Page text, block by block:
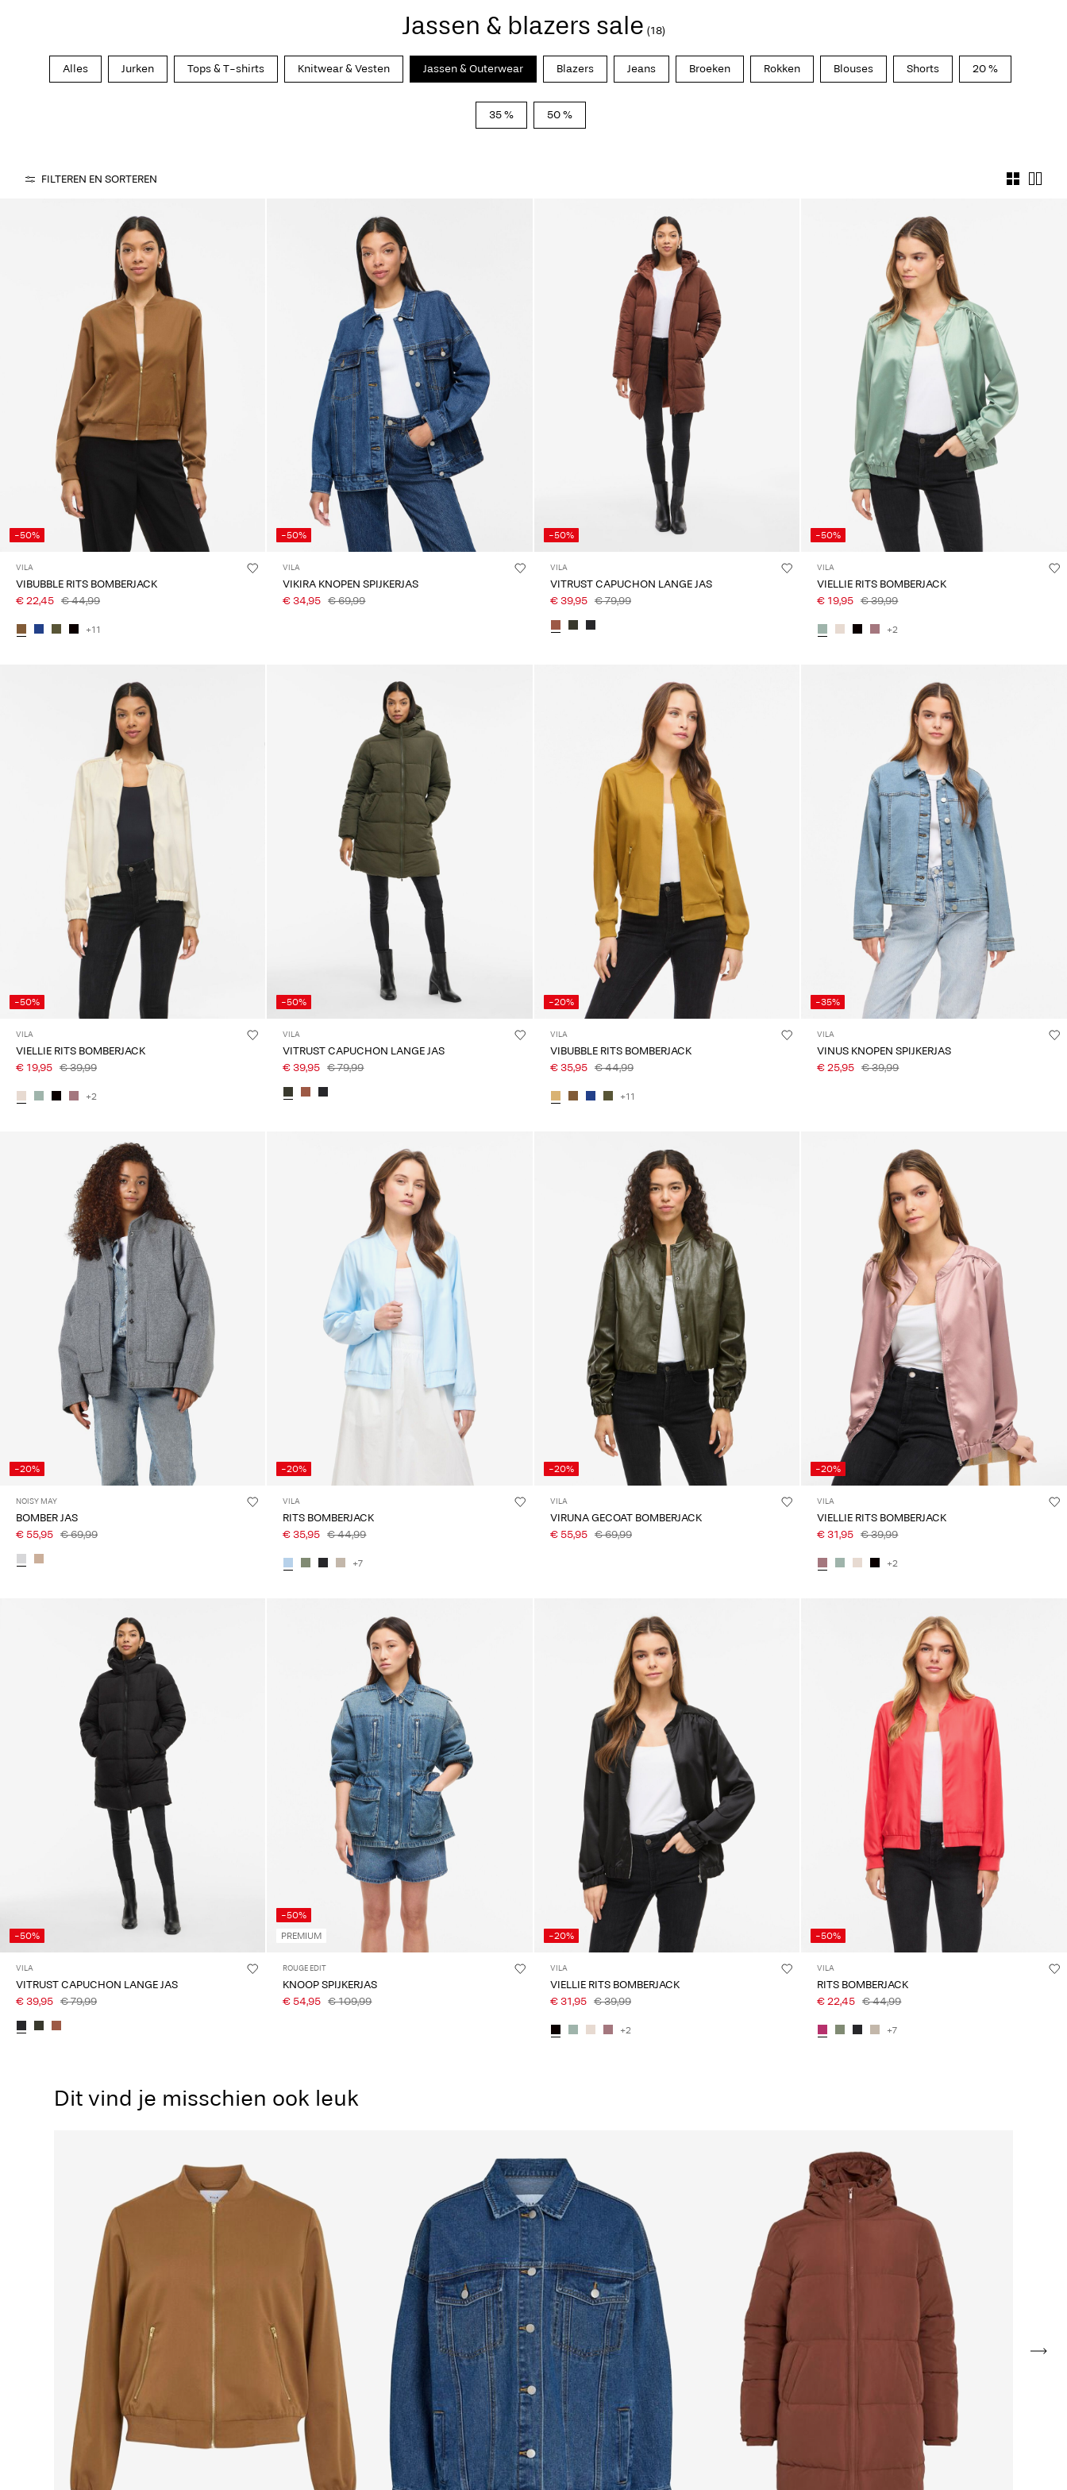
Jassen & blazers sale (18)
Alles Jurken Tops & T-shirts Knitwear & Vesten Jassen & Outerwear Blazers Jeans Broeken Rokken Blouses Shorts 20 %
35 % 50 %
FILTEREN EN SORTEREN
-50%
VILA
VIBUBBLE RITS BOMBERJACK
€ 22,45 € 44,99
+11
-50%
VILA
VIKIRA KNOPEN SPIJKERJAS
€ 34,95 € 69,99
-50%
VILA
VITRUST CAPUCHON LANGE JAS
€ 39,95 € 79,99
-50%
VILA
VIELLIE RITS BOMBERJACK
€ 19,95 € 39,99
+2
-50%
VILA
VIELLIE RITS BOMBERJACK
€ 19,95 € 39,99
+2
-50%
VILA
VITRUST CAPUCHON LANGE JAS
€ 39,95 € 79,99
-20%
VILA
VIBUBBLE RITS BOMBERJACK
€ 35,95 € 44,99
+11
-35%
VILA
VINUS KNOPEN SPIJKERJAS
€ 25,95 € 39,99
-20%
NOISY MAY
BOMBER JAS
€ 55,95 € 69,99
-20%
VILA
RITS BOMBERJACK
€ 35,95 € 44,99
+7
-20%
VILA
VIRUNA GECOAT BOMBERJACK
€ 55,95 € 69,99
-20%
VILA
VIELLIE RITS BOMBERJACK
€ 31,95 € 39,99
+2
-50%
VILA
VITRUST CAPUCHON LANGE JAS
€ 39,95 € 79,99
-50%
PREMIUM
ROUGE EDIT
KNOOP SPIJKERJAS
€ 54,95 € 109,99
-20%
VILA
VIELLIE RITS BOMBERJACK
€ 31,95 € 39,99
+2
-50%
VILA
RITS BOMBERJACK
€ 22,45 € 44,99
+7
Dit vind je misschien ook leuk